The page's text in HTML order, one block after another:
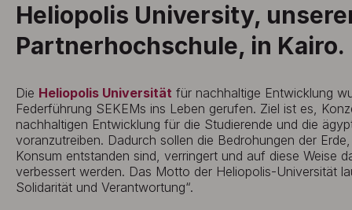
Heliopolis University,
Partnerhochschule, in Kairo.
Die Heliopolis Universität für nachhaltige Entwicklung
Federführung SEKEMs ins Leben gerufen. Ziel ist es,
nachhaltigen Entwicklung für die Studierende und die
voranzutreiben. Dadurch sollen die Bedrohungen der
Konsum entstanden sind, verringert und auf diese Weise
verbessert werden. Das Motto der Heliopolis-Universität
Solidarität und Verantwortung“.